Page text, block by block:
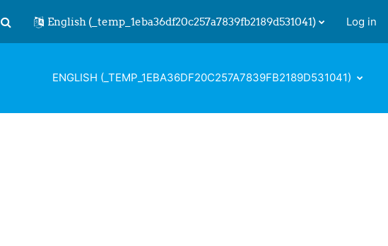
Toggle search input
English ‎(_temp_1eba36df20c257a7839fb2189d531041)‎ Log in
ENGLISH ‎(_TEMP_1EBA36DF20C257A7839FB2189D531041)‎